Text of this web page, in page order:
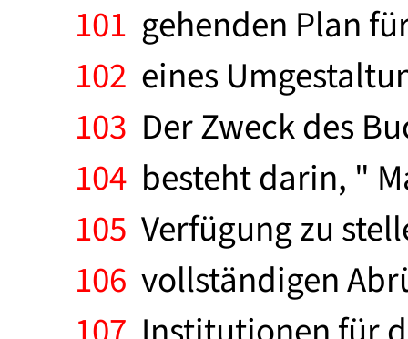
101 gehenden Plan
102 eines
103 Der Zweck des
104 besteht darin, "
105 Verfügung zu
106 vollständigen